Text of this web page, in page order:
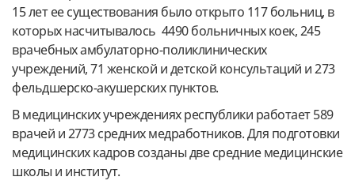
15 лет ее существования было открыто 117 больниц, в
которых насчитывалось 4490 больничных коек, 245
врачебных амбулаторно-поликлинических
учреждений, 71 женской и детской консультаций и 273
фельдшерско-акушерских пунктов.
В медицинских учреждениях республики работает 589
врачей и 2773 средних медработников. Для подготовки
медицинских кадров созданы две средние медицинские
школы и институт.